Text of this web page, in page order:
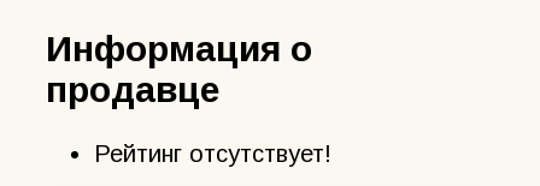
Информация о
продавце
Рейтинг отсутствует!